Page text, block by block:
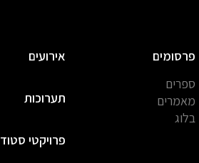
פרסומים
ספרים
מאמרים
בלוג
אירועים
תערוכות
פרויקטי